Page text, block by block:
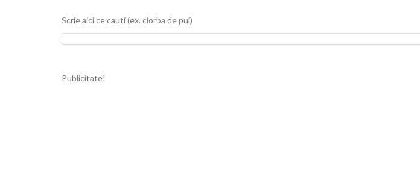
Scrie aici ce cauti (ex. ciorba de pui)
Publicitate!